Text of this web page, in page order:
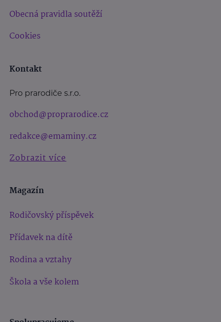
Obecná pravidla soutěží
Cookies
Kontakt
Pro prarodiče s.r.o.
obchod@proprarodice.cz
redakce@emaminy.cz
Zobrazit více
Magazín
Rodičovský příspěvek
Přídavek na dítě
Rodina a vztahy
Škola a vše kolem